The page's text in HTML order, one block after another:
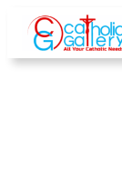
Skip
content